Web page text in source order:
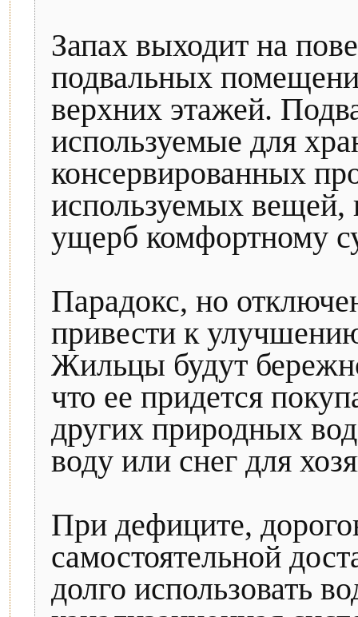
Запах выходит на
подвальных
верхних этажей.
используемые для
консервированных
используемых вещей,
ущерб комфортному
Парадокс, но
привести к
Жильцы будут
что ее придется
других природных
воду или снег для
При дефиците,
самостоятельной
долго использовать